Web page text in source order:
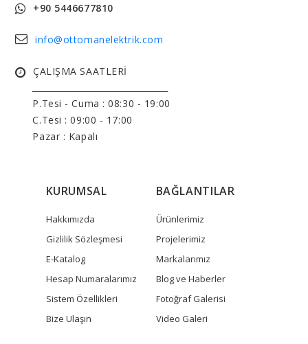
+90 5446677810
info@ottomanelektrik.com
ÇALIŞMA SAATLERİ
P.Tesi - Cuma : 08:30 - 19:00
C.Tesi : 09:00 - 17:00
Pazar : Kapalı
KURUMSAL
Hakkımızda
Gizlilik Sözleşmesi
E-Katalog
Hesap Numaralarımız
Sistem Özellikleri
Bize Ulaşın
BAĞLANTILAR
Ürünlerimiz
Projelerimiz
Markalarımız
Blog ve Haberler
Fotoğraf Galerisi
Video Galeri